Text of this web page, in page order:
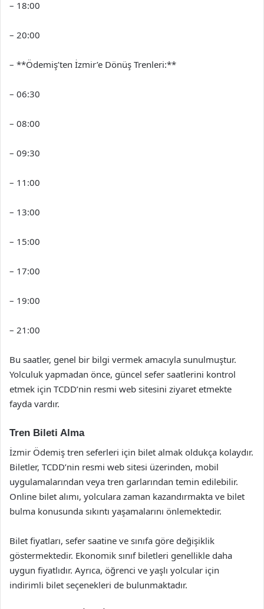
– 18:00
– 20:00
– **Ödemiş’ten İzmir’e Dönüş Trenleri:**
– 06:30
– 08:00
– 09:30
– 11:00
– 13:00
– 15:00
– 17:00
– 19:00
– 21:00
Bu saatler, genel bir bilgi vermek amacıyla sunulmuştur.
Yolculuk yapmadan önce, güncel sefer saatlerini kontrol
etmek için TCDD’nin resmi web sitesini ziyaret etmekte
fayda vardır.
Tren Bileti Alma
İzmir Ödemiş tren seferleri için bilet almak oldukça kolaydır.
Biletler, TCDD’nin resmi web sitesi üzerinden, mobil
uygulamalarından veya tren garlarından temin edilebilir.
Online bilet alımı, yolculara zaman kazandırmakta ve bilet
bulma konusunda sıkıntı yaşamalarını önlemektedir.
Bilet fiyatları, sefer saatine ve sınıfa göre değişiklik
göstermektedir. Ekonomik sınıf biletleri genellikle daha
uygun fiyatlıdır. Ayrıca, öğrenci ve yaşlı yolcular için
indirimli bilet seçenekleri de bulunmaktadır.